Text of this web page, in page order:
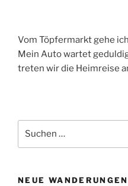
Vom Töpfermarkt gehe
Mein Auto wartet
treten wir die Heimreise
nach:
NEUE WANDERUNGEN